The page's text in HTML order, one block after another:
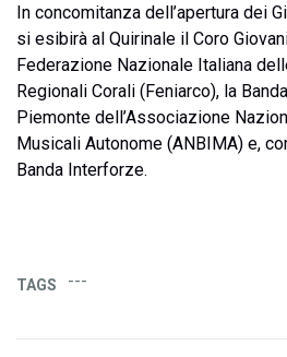
In concomitanza dell’apertura dei
si esibirà al Quirinale il Coro
Federazione Nazionale Italiana
Regionali Corali (Feniarco), la
Piemonte dell’Associazione
Musicali Autonome (ANBIMA) e,
Banda Interforze.
TAGS ---